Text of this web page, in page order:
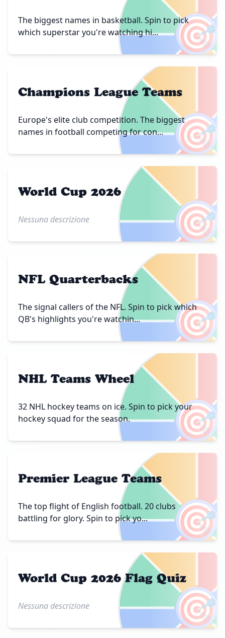
🎯
The biggest names in basketball. Spin to pick
which superstar you're watching hi...
🎯
Champions League Teams
Europe's elite club competition. The biggest
names in football competing for con...
🎯
World Cup 2026
Nessuna descrizione
🎯
NFL Quarterbacks
The signal callers of the NFL. Spin to pick which
QB's highlights you're watchin...
🎯
NHL Teams Wheel
32 NHL hockey teams on ice. Spin to pick your
hockey squad for the season.
🎯
Premier League Teams
The top flight of English football. 20 clubs
battling for glory. Spin to pick yo...
🎯
World Cup 2026 Flag Quiz
Nessuna descrizione